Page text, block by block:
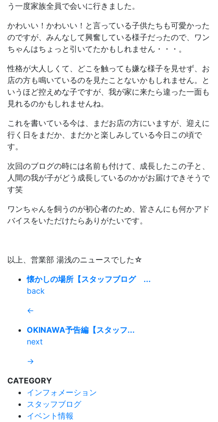
う一度家族全員で会いに行きました。
かわいい！かわいい！と言っている子供たちも可愛かった
のですが、みんなして興奮している様子だったので、ワン
ちゃんはちょっと引いてたかもしれません・・・。
性格が大人しくて、どこを触っても嫌な様子を見せず、お
店の方も鳴いているのを見たことないかもしれません。と
いうほど控えめな子ですが、我が家に来たら違った一面も
見れるのかもしれませんね。
これを書いている今は、まだお店の方にいますが、迎えに
行く日をまだか、まだかと楽しみしている今日この頃で
す。
次回のブログの時には名前も付けて、成長したこの子と、
人間の我が子がどう成長しているのかがお届けできそうで
す笑
ワンちゃんを飼うのが初心者のため、皆さんにも何かアド
バイスをいただけたらありがたいです。
以上、営業部 湯浅のニュースでした☆
懐かしの場所【スタッフブログ ...
back
←
OKINAWA予告編【スタッフ...
next
→
CATEGORY
インフォメーション
スタッフブログ
イベント情報